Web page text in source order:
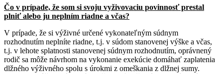
Čo v prípade, že som si svoju vyživovaciu povinnosť prestal
plniť alebo ju neplním riadne a včas?
V prípade, že si výživné určené vykonateľným súdnym
rozhodnutím neplníte riadne, t.j. v súdom stanovenej výške a včas,
t.j. v lehote splatnosti stanovenej súdnym rozhodnutím, oprávnený
rodič sa môže návrhom na vykonanie exekúcie domáhať zaplatenia
dlžného výživného spolu s úrokmi z omeškania z dlžnej sumy.